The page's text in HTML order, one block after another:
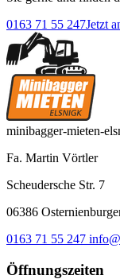
0163 71 55 247Jetzt
minibagger-mieten-
Fa. Martin Vörtler
Scheudersche Str. 7
06386
0163 71 55 247
Öffnungszeiten